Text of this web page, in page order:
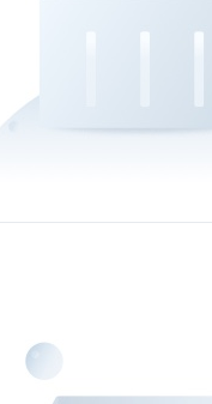
喷抽式地毯抽吸机